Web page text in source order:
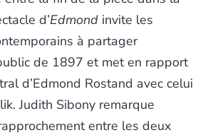
d’Edmond invite les
à partager
de 1897 et met en rapport
d’Edmond Rostand avec celui
Judith Sibony remarque
entre les deux